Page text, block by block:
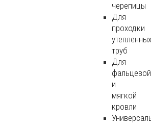
черепицы
Для
проходки
утепленных
труб
Для
фальцевой
и
мягкой
кровли